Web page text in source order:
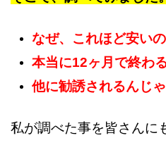
なぜ、これほど安い
本当に12ヶ月で終わ
他に勧誘されるんじ
私が調べた事を皆さんに